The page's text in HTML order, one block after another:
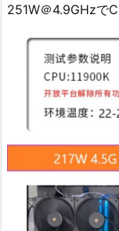
251W＠4.9GHzで